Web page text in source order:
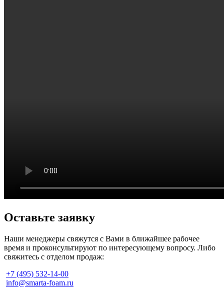
Оставьте заявку
Наши менеджеры свяжутся с Вами в ближайшее рабочее
время и проконсультируют по интересующему вопросу. Либо
свяжитесь с отделом продаж:
+7 (495) 532-14-00
info@smarta-foam.ru